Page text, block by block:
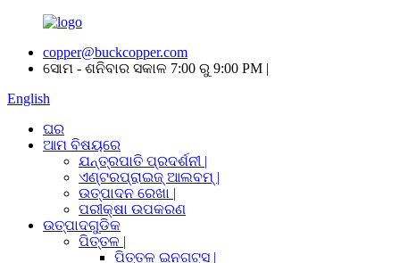
copper@buckcopper.com
ସୋମ - ଶନିବାର ସକାଳ 7:00 ରୁ 9:00 PM |
English
ଘର
ଆମ ବିଷୟରେ
ଯନ୍ତ୍ରପାତି ପ୍ରଦର୍ଶନୀ |
ଏଣ୍ଟରପ୍ରାଇଜ୍ ଆଲବମ୍ |
ଉତ୍ପାଦନ ରେଖା |
ପରୀକ୍ଷା ଉପକରଣ
ଉତ୍ପାଦଗୁଡିକ
ପିତ୍ତଳ |
ପିତ୍ତଳ ଇନଗଟ୍ସ |